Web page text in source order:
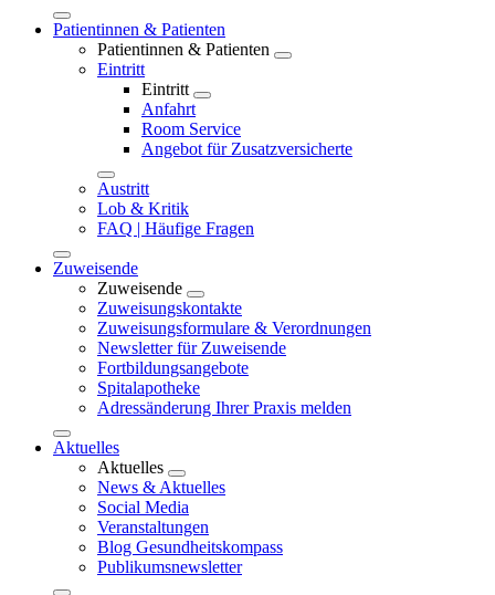
Patientinnen & Patienten
Patientinnen & Patienten
Eintritt
Eintritt
Anfahrt
Room Service
Angebot für Zusatzversicherte
Austritt
Lob & Kritik
FAQ | Häufige Fragen
Zuweisende
Zuweisende
Zuweisungskontakte
Zuweisungsformulare & Verordnungen
Newsletter für Zuweisende
Fortbildungsangebote
Spitalapotheke
Adressänderung Ihrer Praxis melden
Aktuelles
Aktuelles
News & Aktuelles
Social Media
Veranstaltungen
Blog Gesundheitskompass
Publikumsnewsletter